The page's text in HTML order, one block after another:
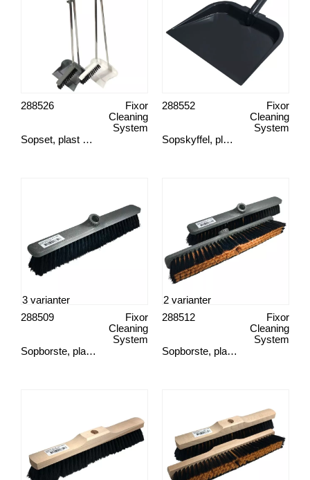
Sopset, plast halvlångt
Fixor
Cleaning
System
288526
Sopskyffel, plåt kort
Fixor
Cleaning
System
288552
Sopborste, plast mjuk borst
Fixor
Cleaning
System
288509
3 varianter
Sopborste, plast hård borst
Fixor
Cleaning
System
288512
2 varianter